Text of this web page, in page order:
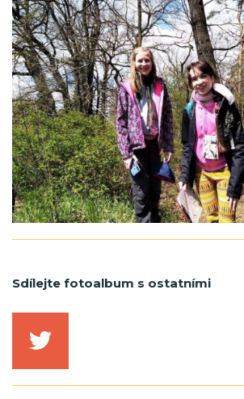
Sdílejte fotoalbum s ostatními